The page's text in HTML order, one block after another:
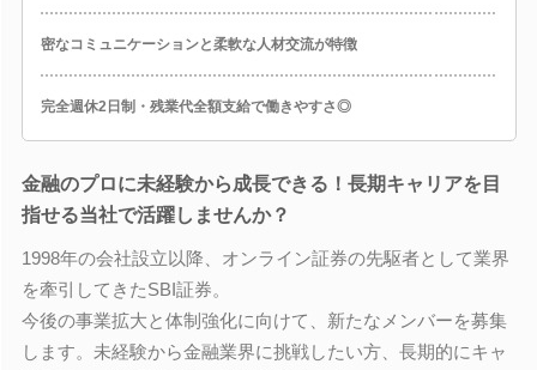
密なコミュニケーションと柔軟な人材交流が特徴
完全週休2日制・残業代全額支給で働きやすさ◎
金融のプロに未経験から成長できる！長期キャリアを目
指せる当社で活躍しませんか？
1998年の会社設立以降、オンライン証券の先駆者として業界
を牽引してきたSBI証券。
今後の事業拡大と体制強化に向けて、新たなメンバーを募集
します。未経験から金融業界に挑戦したい方、長期的にキャ